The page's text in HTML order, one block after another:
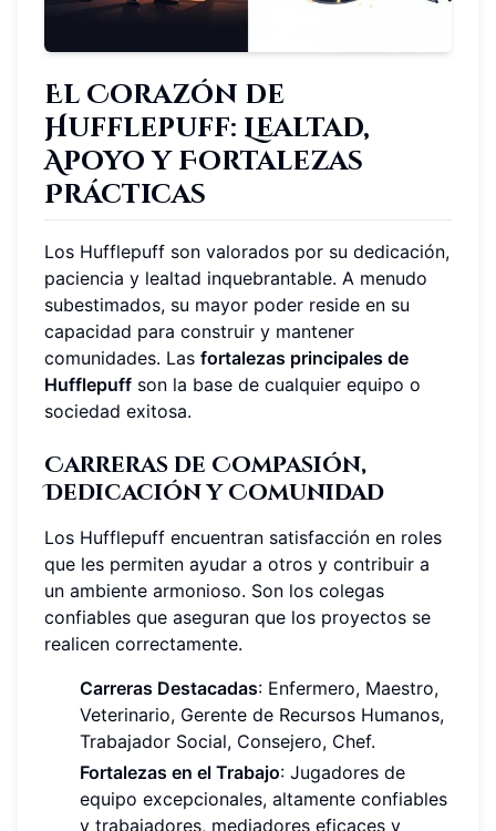
El Corazón de
Hufflepuff: Lealtad,
Apoyo y Fortalezas
Prácticas
Los Hufflepuff son valorados por su dedicación,
paciencia y lealtad inquebrantable. A menudo
subestimados, su mayor poder reside en su
capacidad para construir y mantener
comunidades. Las fortalezas principales de
Hufflepuff son la base de cualquier equipo o
sociedad exitosa.
Carreras de Compasión,
Dedicación y Comunidad
Los Hufflepuff encuentran satisfacción en roles
que les permiten ayudar a otros y contribuir a
un ambiente armonioso. Son los colegas
confiables que aseguran que los proyectos se
realicen correctamente.
Carreras Destacadas: Enfermero, Maestro,
Veterinario, Gerente de Recursos Humanos,
Trabajador Social, Consejero, Chef.
Fortalezas en el Trabajo: Jugadores de
equipo excepcionales, altamente confiables
y trabajadores, mediadores eficaces y